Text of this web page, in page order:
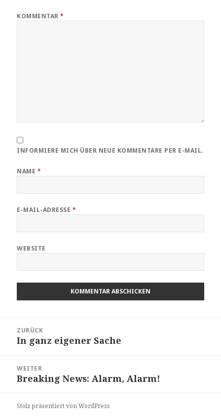
KOMMENTAR*
INFORMIERE MICH ÜBER NEUE KOMMENTARE PER E-MAIL.
NAME *
E-MAIL-ADRESSE *
WEBSITE
ZURÜCK
Vorheriger
In ganz eigener Sache
WEITER
Nächster
Breaking News: Alarm, Alarm!
Stolz präsentiert von WordPress